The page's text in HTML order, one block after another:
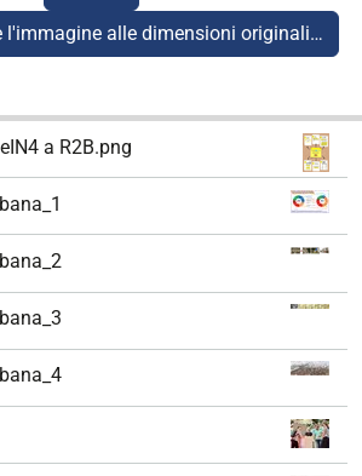
l'immagine alle dimensioni originali…
a R2B.png